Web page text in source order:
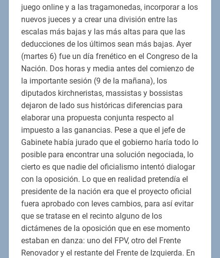
juego online y a las tragamonedas, incorporar a los
nuevos jueces y a crear una división entre las
escalas más bajas y las más altas para que las
deducciones de los últimos sean más bajas. Ayer
(martes 6) fue un día frenético en el Congreso de la
Nación. Dos horas y media antes del comienzo de
la importante sesión (9 de la mañana), los
diputados kirchneristas, massistas y bossistas
dejaron de lado sus históricas diferencias para
elaborar una propuesta conjunta respecto al
impuesto a las ganancias. Pese a que el jefe de
Gabinete había jurado que el gobierno haría todo lo
posible para encontrar una solución negociada, lo
cierto es que nadie del oficialismo intentó dialogar
con la oposición. Lo que en realidad pretendía el
presidente de la nación era que el proyecto oficial
fuera aprobado con leves cambios, para así evitar
que se tratase en el recinto alguno de los
dictámenes de la oposición que en ese momento
estaban en danza: uno del FPV, otro del Frente
Renovador y el restante del Frente de Izquierda. En